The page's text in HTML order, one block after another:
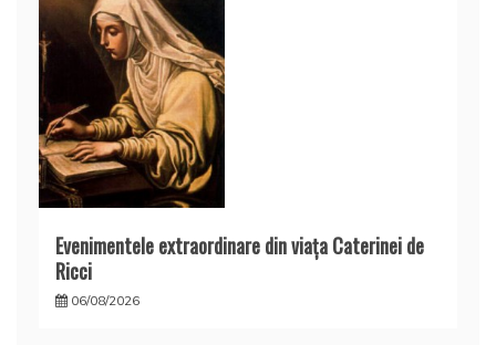
Evenimentele extraordinare din viața Caterinei de
Ricci
06/08/2026